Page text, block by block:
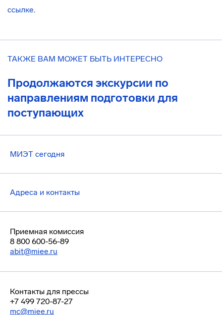
ссылке.
ТАКЖЕ ВАМ МОЖЕТ БЫТЬ ИНТЕРЕСНО
Продолжаются экскурсии по
направлениям подготовки для
поступающих
МИЭТ сегодня
Адреса и контакты
Приемная комиссия
8 800 600-56-89
abit@miee.ru
Контакты для прессы
+7 499 720-87-27
mc@miee.ru